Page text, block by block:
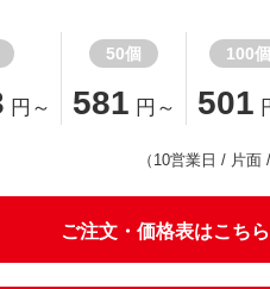
円～
50個
581 円～
100個
501
（10営業日 / 片面
ご注文・価格表はこちら